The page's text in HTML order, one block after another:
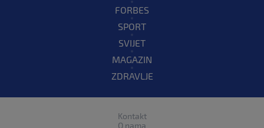
FORBES
SPORT
SVIJET
MAGAZIN
ZDRAVLJE
Kontakt
O nama